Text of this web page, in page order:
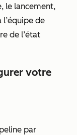
le lancement,
l’équipe de
de l’état
votre
par